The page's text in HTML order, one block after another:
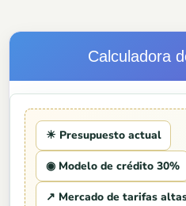
Calculadora
☀ Presupuesto actual
◉ Modelo de crédito 30%
↗ Mercado de tarifas